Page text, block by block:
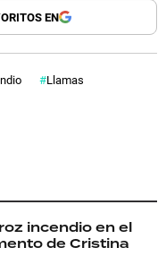
EN
Llamas
incendio en el
de Cristina